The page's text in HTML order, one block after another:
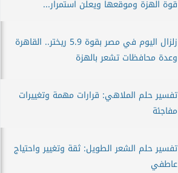
قوة الهزة وموقعها ويعلن استمرار...
زلزال اليوم في مصر بقوة 5.9 ريختر.. القاهرة
وعدة محافظات تشعر بالهزة
تفسير حلم الملاهي: قرارات مهمة وتغييرات
مفاجئة
تفسير حلم الشعر الطويل: ثقة وتغيير واحتياج
عاطفي